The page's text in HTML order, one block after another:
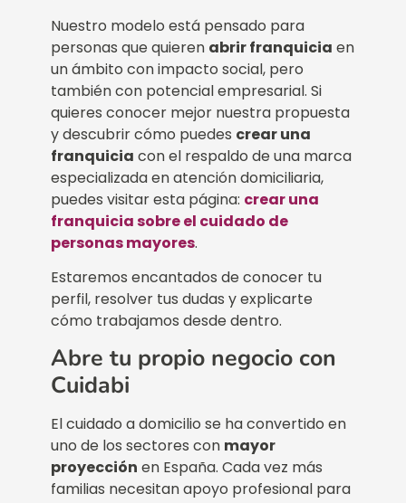
Nuestro modelo está pensado para
personas que quieren abrir franquicia en
un ámbito con impacto social, pero
también con potencial empresarial. Si
quieres conocer mejor nuestra propuesta
y descubrir cómo puedes crear una
franquicia con el respaldo de una marca
especializada en atención domiciliaria,
puedes visitar esta página: crear una
franquicia sobre el cuidado de
personas mayores.
Estaremos encantados de conocer tu
perfil, resolver tus dudas y explicarte
cómo trabajamos desde dentro.
Abre tu propio negocio con
Cuidabi
El cuidado a domicilio se ha convertido en
uno de los sectores con mayor
proyección en España. Cada vez más
familias necesitan apoyo profesional para